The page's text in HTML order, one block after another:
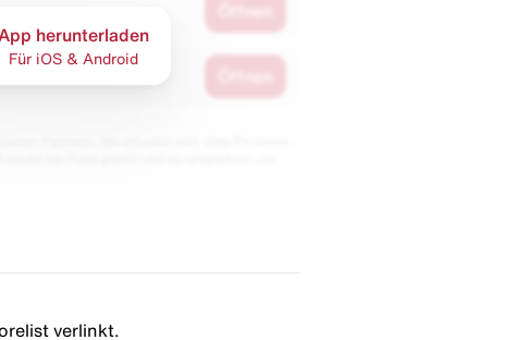
App herunterladen
Für iOS & Android
verlinkt.